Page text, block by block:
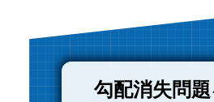
勾配消失問